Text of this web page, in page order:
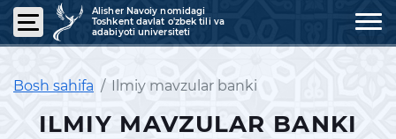
Alisher Navoiy nomidagi
Toshkent davlat o'zbek tili va
adabiyoti universiteti
Bosh sahifa Ilmiy mavzular banki
ILMIY MAVZULAR BANKI